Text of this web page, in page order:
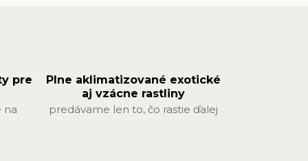
pre
na
Plne aklimatizované exotické
aj vzácne rastliny
predávame len to, čo rastie ďalej